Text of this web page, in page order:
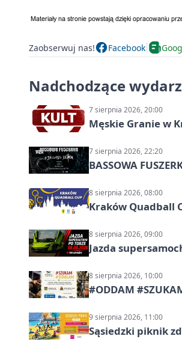
Zaobserwuj nas! Facebook
Nadchodzące
7 sierpnia 2026, 20:00
Męskie Granie w
7 sierpnia 2026, 22:20
BASSOWA
8 sierpnia 2026, 08:00
Kraków Quadball
8 sierpnia 2026, 09:00
Jazda
8 sierpnia 2026, 10:00
#ODDAM
9 sierpnia 2026, 11:00
Sąsiedzki piknik